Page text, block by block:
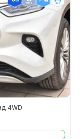
ТОП 2 4wd
4WD